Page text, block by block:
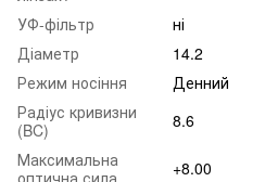
УФ-фільтр
ні
Діаметр
14.2
Режим носіння
Денний
Радіус кривизни
(BC)
8.6
Максимальна
оптична сила
+8.00